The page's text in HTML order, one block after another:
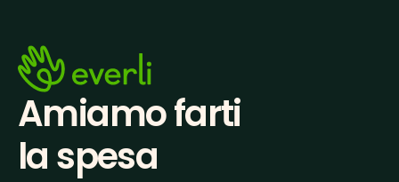
Amiamo farti
la spesa